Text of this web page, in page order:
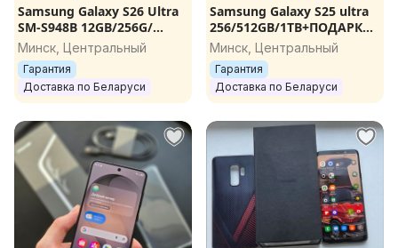
Samsung Galaxy S26 Ultra
SM-S948B 12GB/256G/
ПОДАРКИ/ГАРАНТИЯ/
ДОСТАВКА
Минск, Центральный
Гарантия
Доставка по Беларуси
Samsung Galaxy S25 ultra
256/512GB/1TB+ПОДАРКИ
НОВЫЕ.ВСЕ
ЦВЕТА..ОРИГИНАЛ.ГАРАН
ТИЯ
Минск, Центральный
Гарантия
Доставка по Беларуси